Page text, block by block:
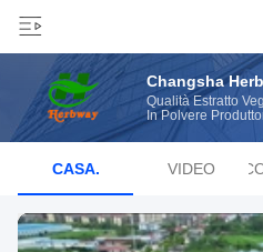
Changsha
Qualità Estratto
In Polvere
CASA. VIDEO